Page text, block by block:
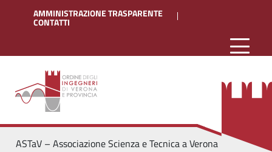
AMMINISTRAZIONE TRASPARENTE
CONTATTI
ASTaV – Associazione Scienza e Tecnica a Verona